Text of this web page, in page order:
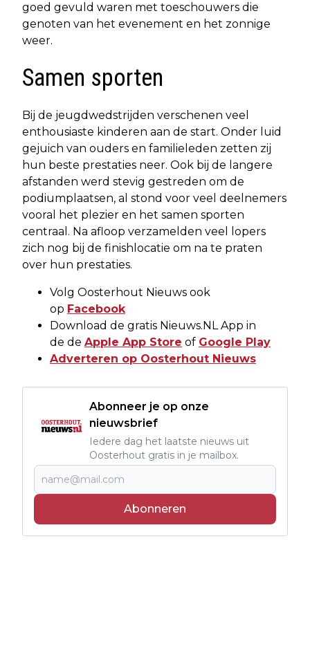
goed gevuld waren met toeschouwers die
genoten van het evenement en het zonnige
weer.
Samen sporten
Bij de jeugdwedstrijden verschenen veel
enthousiaste kinderen aan de start. Onder luid
gejuich van ouders en familieleden zetten zij
hun beste prestaties neer. Ook bij de langere
afstanden werd stevig gestreden om de
podiumplaatsen, al stond voor veel deelnemers
vooral het plezier en het samen sporten
centraal. Na afloop verzamelden veel lopers
zich nog bij de finishlocatie om na te praten
over hun prestaties.
Volg Oosterhout Nieuws ook
op Facebook
Download de gratis Nieuws.NL App in
de de Apple App Store of Google Play
Adverteren op Oosterhout Nieuws
Abonneer je op onze
nieuwsbrief
Iedere dag het laatste nieuws uit
Oosterhout gratis in je mailbox.
Abonneren